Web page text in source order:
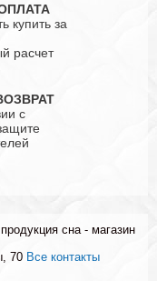
купить за
расчет
с
сна - магазин
70 Все контакты